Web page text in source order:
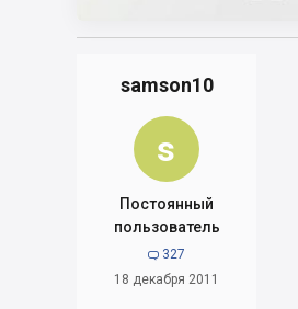
samson10
s
Постоянный
пользователь
 327
18 декабря 2011